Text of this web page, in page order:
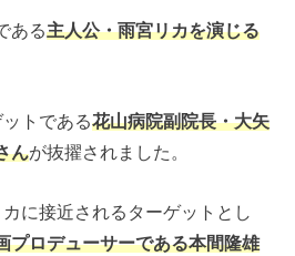
ある主人公・雨宮リカを演じる
トである花山病院副院長・大矢
んが抜擢されました。
に接近されるターゲットとし
プロデューサーである本間隆雄